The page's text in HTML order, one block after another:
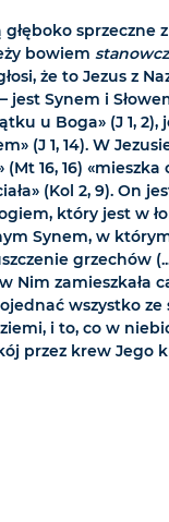
głęboko sprzeczne
bowiem
że to Jezus z
Synem i
u Boga» (J 1,
(J 1, 14). W
16, 16) «mieszka
(Kol 2, 9). On
który jest w
Synem, w
grzechów
Nim zamieszkała
wszystko ze
i to, co w
przez krew Jego